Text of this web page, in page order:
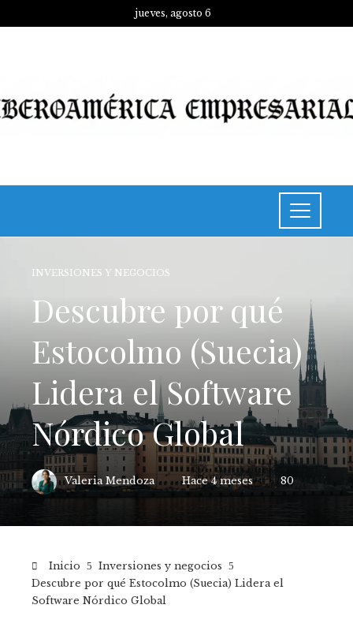
jueves, agosto 6
INVERSIONES Y NEGOCIOS
Descubre por qué
Estocolmo (Suecia)
Lidera el Software
Nórdico Global
Valeria Mendoza Hace 4 meses 80
Inicio
Inversiones y negocios
Descubre por qué Estocolmo (Suecia) Lidera el
Software Nórdico Global